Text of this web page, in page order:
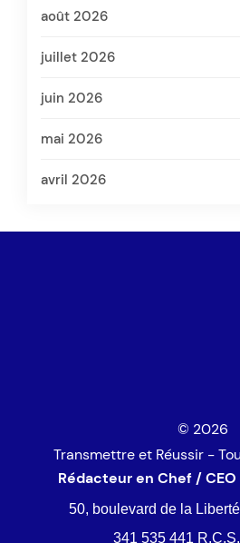
août 2026
juillet 2026
juin 2026
mai 2026
avril 2026
© 2026
Transmettre et Réussir -
Rédacteur en Chef / CEO
50, boulevard de la
341 535 441